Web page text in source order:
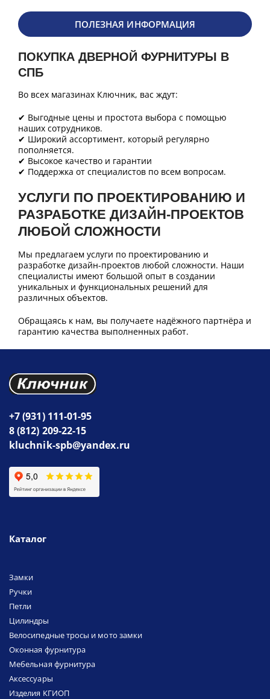
ПОЛЕЗНАЯ ИНФОРМАЦИЯ
ПОКУПКА ДВЕРНОЙ ФУРНИТУРЫ В
СПБ
Во всех магазинах Ключник, вас ждут:
✔ Выгодные цены и простота выбора с помощью
наших сотрудников.
✔ Широкий ассортимент, который регулярно
пополняется.
✔ Высокое качество и гарантии
✔ Поддержка от специалистов по всем вопросам.
УСЛУГИ ПО ПРОЕКТИРОВАНИЮ И
РАЗРАБОТКЕ ДИЗАЙН-ПРОЕКТОВ
ЛЮБОЙ СЛОЖНОСТИ
Мы предлагаем услуги по проектированию и
разработке дизайн-проектов любой сложности. Наши
специалисты имеют большой опыт в создании
уникальных и функциональных решений для
различных объектов.
Обращаясь к нам, вы получаете надёжного партнёра и
гарантию качества выполненных работ.
+7 (931) 111-01-95
8 (812) 209-22-15
kluchnik-spb@yandex.ru
Каталог
Замки
Ручки
Петли
Цилиндры
Велосипедные тросы и мото замки
Оконная фурнитура
Мебельная фурнитура
Аксессуары
Изделия КГИОП